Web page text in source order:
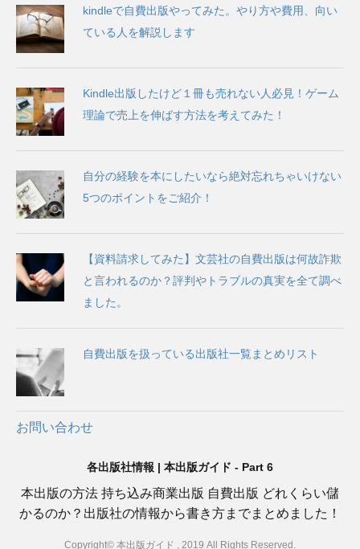
kindleで自費出版やってみた。やり方や費用、向い
ている人を解説します
Kindle出版したけど１冊も売れない人必見！ゲーム
理論で売上を伸ばす方法を考えてみた！
自分の経験を本にしたいなら絶対忘れちゃいけない
5つのポイントをご紹介！
【資料請求してみた】文芸社の自費出版は何故詐欺
と言われるのか？評判やトラブルの真実を全て調べ
ました。
自費出版を扱っている出版社一覧まとめリスト
お問い合わせ
各出版社情報 | 本出版ガイド - Part 6
本出版の方法 持ち込み商業出版 自費出版 どれくらい儲
かるのか？出版社の情報から書き方までまとめました！
Copyright© 本出版ガイド , 2019 All Rights Reserved.